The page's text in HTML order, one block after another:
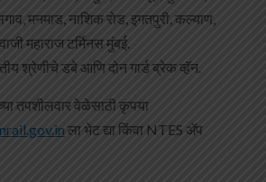
मनमाड, नाशिक रोड, इगतपुरी, कल्याण,
महाराज टर्मिनस मुंबई.
श्रेणीचे डबे आणि दोन गार्ड ब्रेक व्हॅन.
तपशीलवार वेळेसाठी कृपया
ला भेट द्या किंवा NTES ॲप